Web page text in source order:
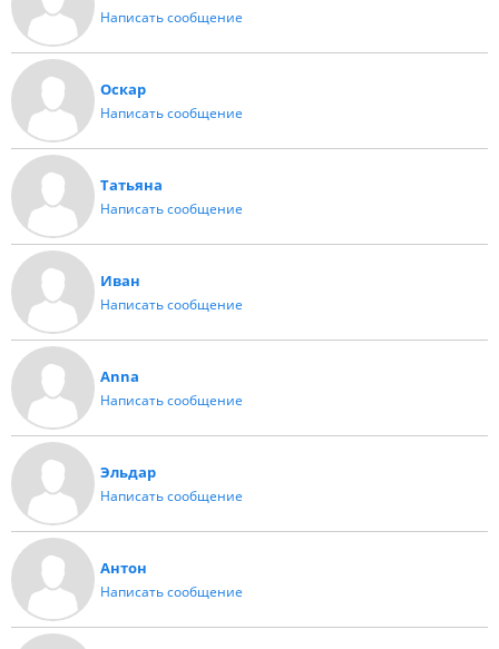
Написать сообщение
Оскар
Написать сообщение
Татьяна
Написать сообщение
Иван
Написать сообщение
Anna
Написать сообщение
Эльдар
Написать сообщение
Антон
Написать сообщение